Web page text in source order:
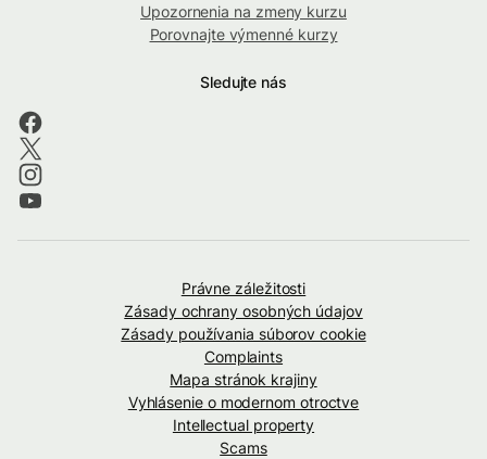
Upozornenia na zmeny kurzu
Porovnajte výmenné kurzy
Sledujte nás
Právne záležitosti
Zásady ochrany osobných údajov
Zásady používania súborov cookie
Complaints
Mapa stránok krajiny
Vyhlásenie o modernom otroctve
Intellectual property
Scams